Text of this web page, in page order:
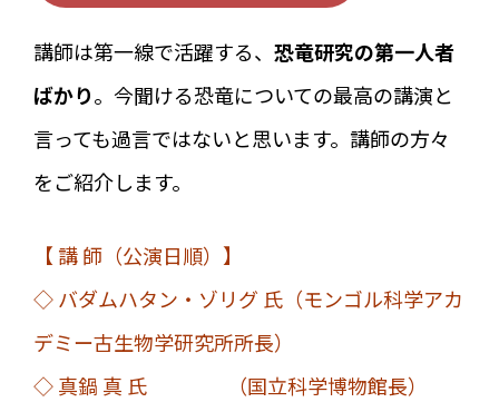
講師は第一線で活躍する、 恐竜研究の第一人者
ばかり。今聞ける恐竜についての最高の講演と
言っても過言ではないと思います。講師の方々
をご紹介します。
【 講 師（公演日順）】
◇ バダムハタン・ゾリグ 氏（モンゴル科学アカ
デミー古生物学研究所所長）
◇ 真鍋 真 氏 （国立科学博物館長）